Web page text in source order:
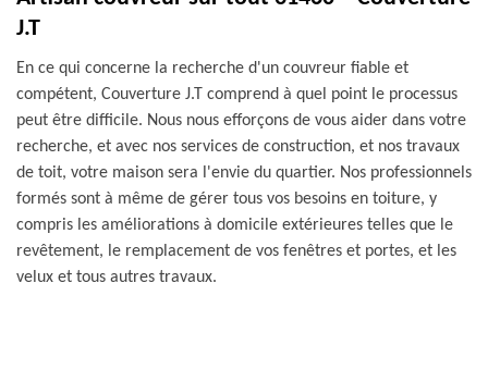
J.T
En ce qui concerne la recherche d'un couvreur fiable et
compétent, Couverture J.T comprend à quel point le processus
peut être difficile. Nous nous efforçons de vous aider dans votre
recherche, et avec nos services de construction, et nos travaux
de toit, votre maison sera l'envie du quartier. Nos professionnels
formés sont à même de gérer tous vos besoins en toiture, y
compris les améliorations à domicile extérieures telles que le
revêtement, le remplacement de vos fenêtres et portes, et les
velux et tous autres travaux.